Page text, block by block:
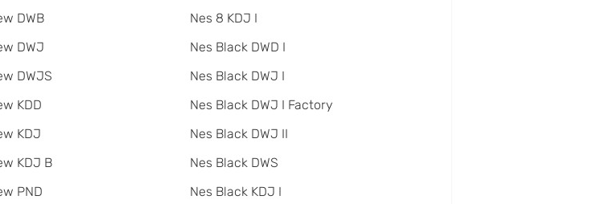
DWB
DWJ
DWJS
KDD
KDJ
KDJ B
PND
Nes 8 KDJ I
Nes Black DWD I
Nes Black DWJ I
Nes Black DWJ I Factory
Nes Black DWJ II
Nes Black DWS
Nes Black KDJ I